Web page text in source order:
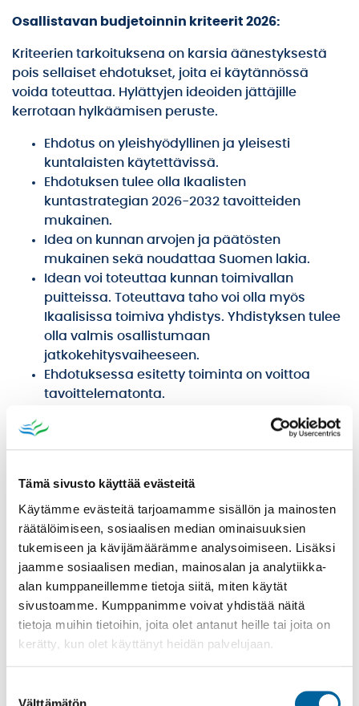
Tämä sivusto käyttää evästeitä
Käytämme evästeitä tarjoamamme sisällön ja mainosten
räätälöimiseen, sosiaalisen median ominaisuuksien
tukemiseen ja kävijämäärämme analysoimiseen. Lisäksi
jaamme sosiaalisen median, mainosalan ja analytiikka-
alan kumppaneillemme tietoja siitä, miten käytät
sivustoamme. Kumppanimme voivat yhdistää näitä
tietoja muihin tietoihin, joita olet antanut heille tai joita on
kerätty, kun olet käyttänyt heidän palvelujaan.
Osallistavan budjetoinnin kriteerit 2026:
Kriteerien tarkoituksena on karsia äänestyksestä
pois sellaiset ehdotukset, joita ei käytännössä
voida toteuttaa. Hylättyjen ideoiden jättäjille
kerrotaan hylkäämisen peruste.
Ehdotus on yleishyödyllinen ja yleisesti
kuntalaisten käytettävissä.
Ehdotuksen tulee olla Ikaalisten
kuntastrategian 2026-2032 tavoitteiden
mukainen.
Idea on kunnan arvojen ja päätösten
mukainen sekä noudattaa Suomen lakia.
Idean voi toteuttaa kunnan toimivallan
puitteissa. Toteuttava taho voi olla myös
Ikaalisissa toimiva yhdistys. Yhdistyksen tulee
olla valmis osallistumaan
jatkokehitysvaiheeseen.
Ehdotuksessa esitetty toiminta on voittoa
tavoittelematonta.
ylläpitokustannuksia, eikä johda vakituisen
henkilöstön palkkaamiseen kunnan
rahoitetaan palveluita ja toimintaa, jotka ovat
kestoltaan määräaikaisia, ei kuitenkaan
tapahtumien järjestämistä.
Ehdotus on syrjimätön ja edistää
yhdenvertaisuutta.
Osallistavalla budjetoinnilla ei rahoiteta
selvitystyötä tai suunnittelua, tapahtumien
järjestämistä eikä yhdistysten perustoimintaa
tai rakennusten kunnostusta ja ylläpitoa.
Ideaa ei oteta jatkokehittämiseen mukaan, jos
idean hinta ylittää käytössä olevan